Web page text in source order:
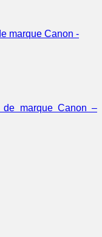
marque Canon –